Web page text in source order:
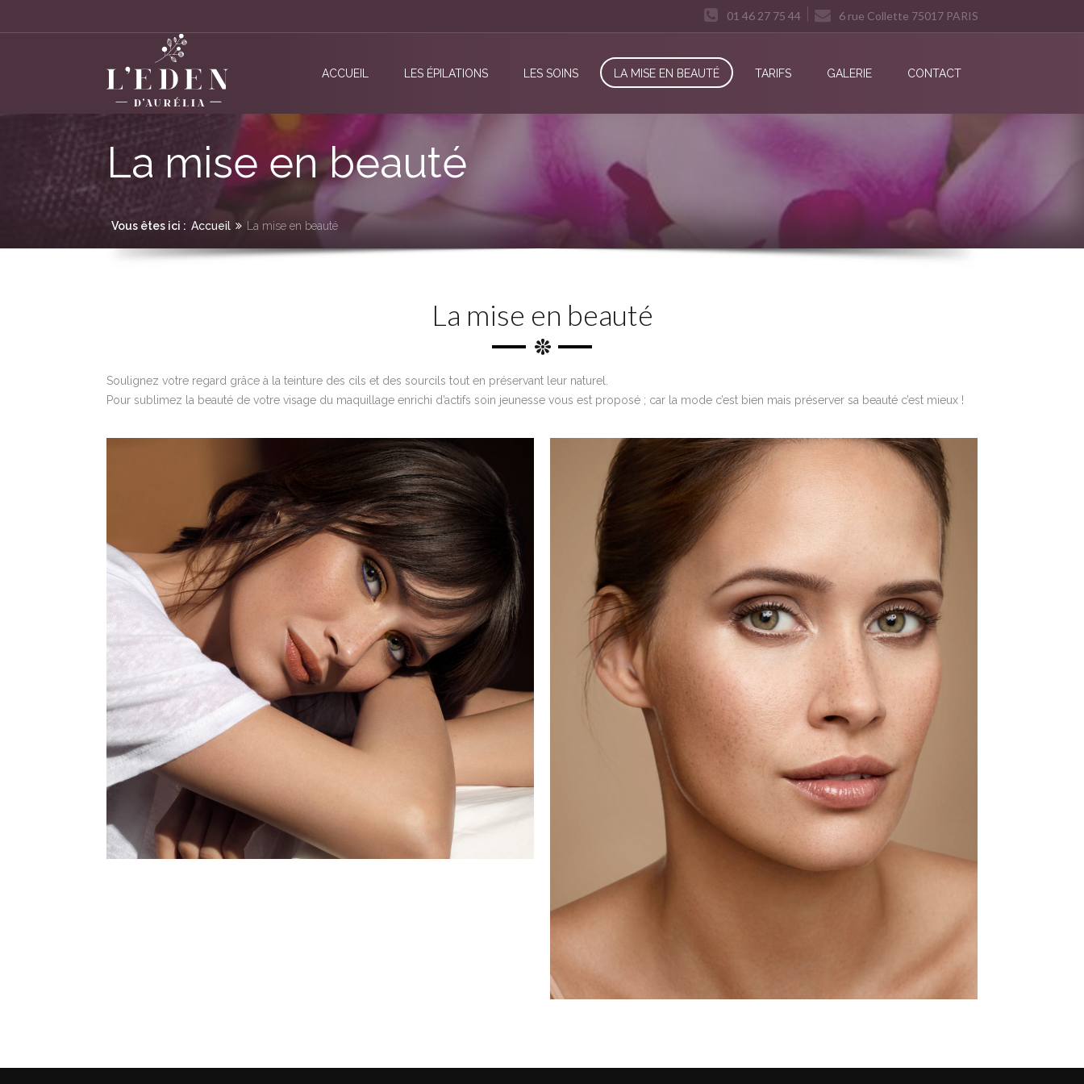
01 46 27 75 44 6 rue Collette 75017 PARIS
ACCUEIL LES ÉPILATIONS LES SOINS LA MISE EN BEAUTÉ TARIFS GALERIE CONTACT
La mise en beauté
Vous êtes ici : Accueil La mise en beauté
La mise en beauté
Soulignez votre regard grâce à la teinture des cils et des sourcils tout en préservant leur naturel.
Pour sublimez la beauté de votre visage du maquillage enrichi d’actifs soin jeunesse vous est proposé ; car la mode c’est bien mais préserver sa beauté c’est mieux !